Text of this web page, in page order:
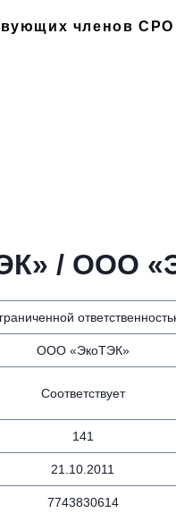
членов СРО
/ ООО
ООО «ЭкоТЭК»
Соответствует
141
21.10.2011
7743830614